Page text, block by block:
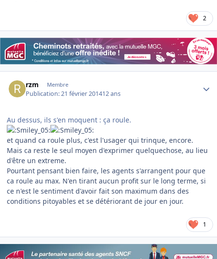
2
rzm Membre
Publication:21 février 201412 ans
Au dessus, ils s'en moquent : ça roule.
et quand ca roule plus, c'est l'usager qui trinque, encore.
Mais ca reste le seul moyen d'exprimer quelquechose, au lieu
d'être un extreme.
Pourtant pensant bien faire, les agents s'arrangent pour que
ca roule au max. N'en tirant aucun profit sur le long terme, si
ce n'est le sentiment d'avoir fait son maximum dans des
conditions pitoyables et se détériorant de jour en jour.
1